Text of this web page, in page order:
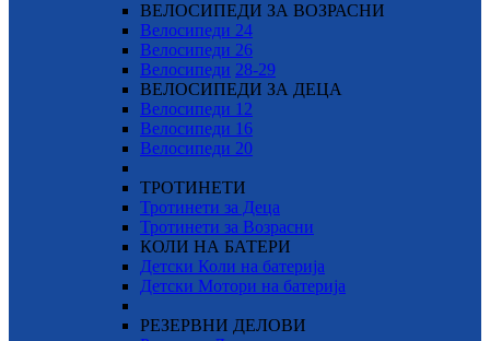
ВЕЛОСИПЕДИ ЗА ВОЗРАСНИ
Велосипеди 24
Велосипеди 26
Велосипеди 28-29
ВЕЛОСИПЕДИ ЗА ДЕЦА
Велосипеди 12
Велосипеди 16
Велосипеди 20
ТРОТИНЕТИ
Тротинети за Деца
Тротинети за Возрасни
КОЛИ НА БАТЕРИ
Детски Коли на батерија
Детски Мотори на батерија
РЕЗЕРВНИ ДЕЛОВИ